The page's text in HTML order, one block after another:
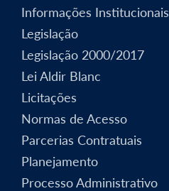
Informações Institucionais
Legislação
Legislação 2000/2017
Lei Aldir Blanc
Licitações
Normas de Acesso
Parcerias Contratuais
Planejamento
Processo Administrativo